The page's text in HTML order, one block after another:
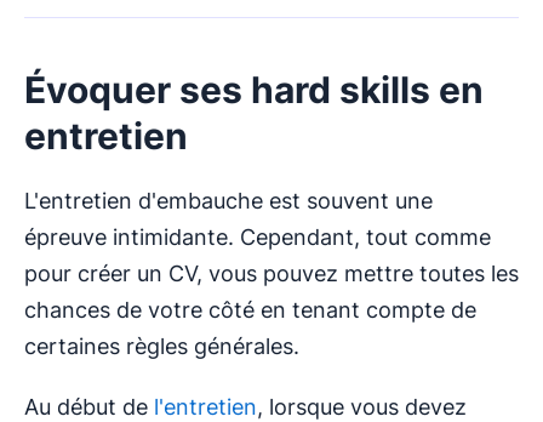
Évoquer ses hard skills en
entretien
L'entretien d'embauche est souvent une
épreuve intimidante. Cependant, tout comme
pour créer un CV, vous pouvez mettre toutes les
chances de votre côté en tenant compte de
certaines règles générales.
Au début de l'entretien, lorsque vous devez